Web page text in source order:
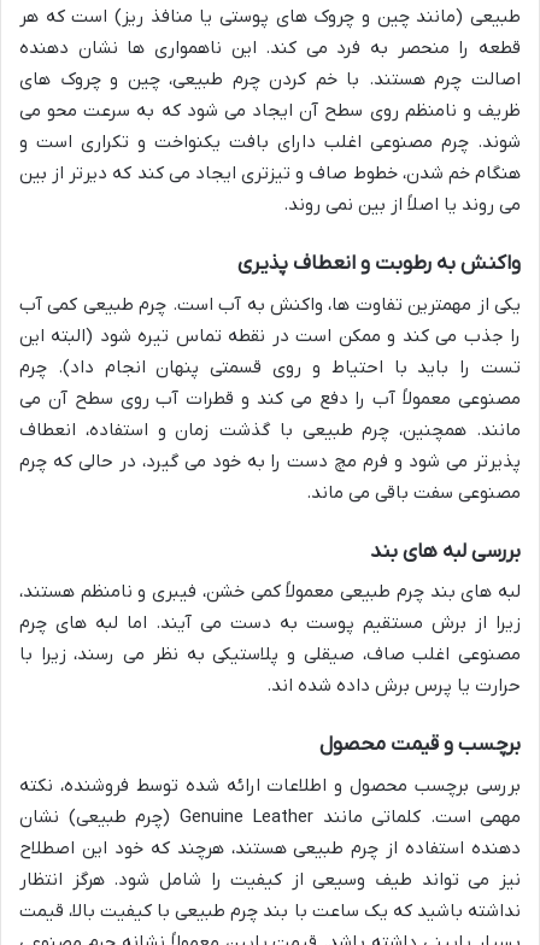
طبیعی (مانند چین و چروک های پوستی یا منافذ ریز) است که هر
قطعه را منحصر به فرد می کند. این ناهمواری ها نشان دهنده
اصالت چرم هستند. با خم کردن چرم طبیعی، چین و چروک های
ظریف و نامنظم روی سطح آن ایجاد می شود که به سرعت محو می
شوند. چرم مصنوعی اغلب دارای بافت یکنواخت و تکراری است و
هنگام خم شدن، خطوط صاف و تیزتری ایجاد می کند که دیرتر از بین
می روند یا اصلاً از بین نمی روند.
واکنش به رطوبت و انعطاف پذیری
یکی از مهمترین تفاوت ها، واکنش به آب است. چرم طبیعی کمی آب
را جذب می کند و ممکن است در نقطه تماس تیره شود (البته این
تست را باید با احتیاط و روی قسمتی پنهان انجام داد). چرم
مصنوعی معمولاً آب را دفع می کند و قطرات آب روی سطح آن می
مانند. همچنین، چرم طبیعی با گذشت زمان و استفاده، انعطاف
پذیرتر می شود و فرم مچ دست را به خود می گیرد، در حالی که چرم
مصنوعی سفت باقی می ماند.
بررسی لبه های بند
لبه های بند چرم طبیعی معمولاً کمی خشن، فیبری و نامنظم هستند،
زیرا از برش مستقیم پوست به دست می آیند. اما لبه های چرم
مصنوعی اغلب صاف، صیقلی و پلاستیکی به نظر می رسند، زیرا با
حرارت یا پرس برش داده شده اند.
برچسب و قیمت محصول
بررسی برچسب محصول و اطلاعات ارائه شده توسط فروشنده، نکته
مهمی است. کلماتی مانند Genuine Leather (چرم طبیعی) نشان
دهنده استفاده از چرم طبیعی هستند، هرچند که خود این اصطلاح
نیز می تواند طیف وسیعی از کیفیت را شامل شود. هرگز انتظار
نداشته باشید که یک ساعت با بند چرم طبیعی با کیفیت بالا، قیمت